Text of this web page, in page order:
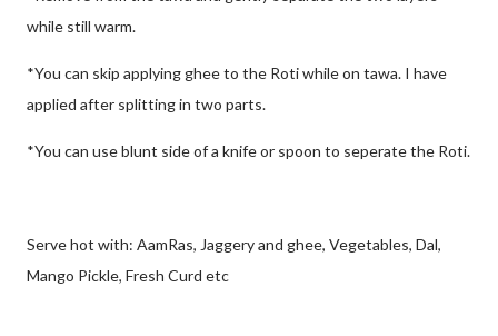
while still warm.
*You can skip applying ghee to the Roti while on tawa. I have
applied after splitting in two parts.
*You can use blunt side of a knife or spoon to seperate the Roti.
Serve hot with: AamRas, Jaggery and ghee, Vegetables, Dal,
Mango Pickle, Fresh Curd etc